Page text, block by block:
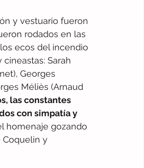
y vestuario fueron
rodados en las
ecos del incendio
Sarah
Georges
Méliès (Arnaud
las constantes
con simpatía y
homenaje gozando
Coquelin y